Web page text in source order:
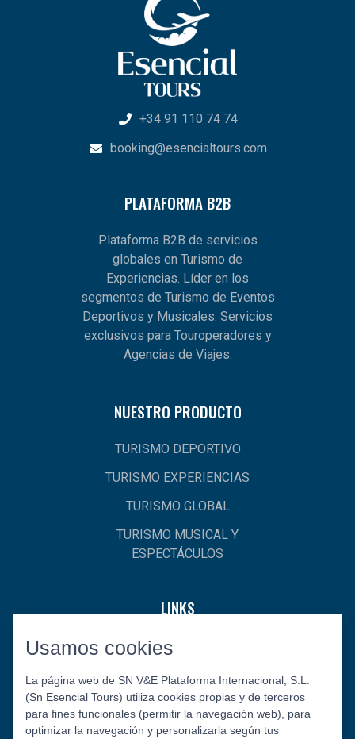
+34 91 110 74 74
booking@esencialtours.com
PLATAFORMA B2B
Plataforma B2B de servicios
globales en Turismo de
Experiencias. Líder en los
segmentos de Turismo de Eventos
Deportivos y Musicales. Servicios
exclusivos para Touroperadores y
Agencias de Viajes.
NUESTRO PRODUCTO
TURISMO DEPORTIVO
TURISMO EXPERIENCIAS
TURISMO GLOBAL
TURISMO MUSICAL Y
ESPECTÁCULOS
LINKS
INICIO
¿QUIÉNES SOMOS?
CONTACTO
Usamos cookies
La página web de SN V&E Plataforma Internacional, S.L.
(Sn Esencial Tours) utiliza cookies propias y de terceros
para fines funcionales (permitir la navegación web), para
optimizar la navegación y personalizarla según tus